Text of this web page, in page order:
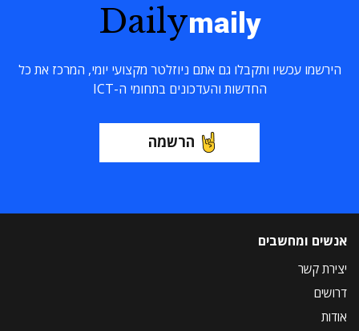
Dailymaily
הירשמו עכשיו ותקבלו גם אתם ניוזלטר מקצועי יומי, המרכז את כל
החדשות והעדכונים בתחומי ה-ICT
הרשמה
אנשים ומחשבים
יצירת קשר
דרושים
אודות